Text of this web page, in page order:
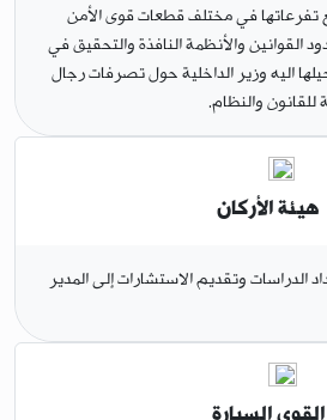
تفرعاتها في مختلف قطعات قوى الأمن
حدود القوانين والأنظمة النافذة والتحقيق في
الاخبارات والشكاوي التي يحيلها اليه وزير الداخلية حول تصرفات رجال
للقانون والنظام.
هيئة الأركان
الدراسات وتقديم الاستشارات إلى المدير